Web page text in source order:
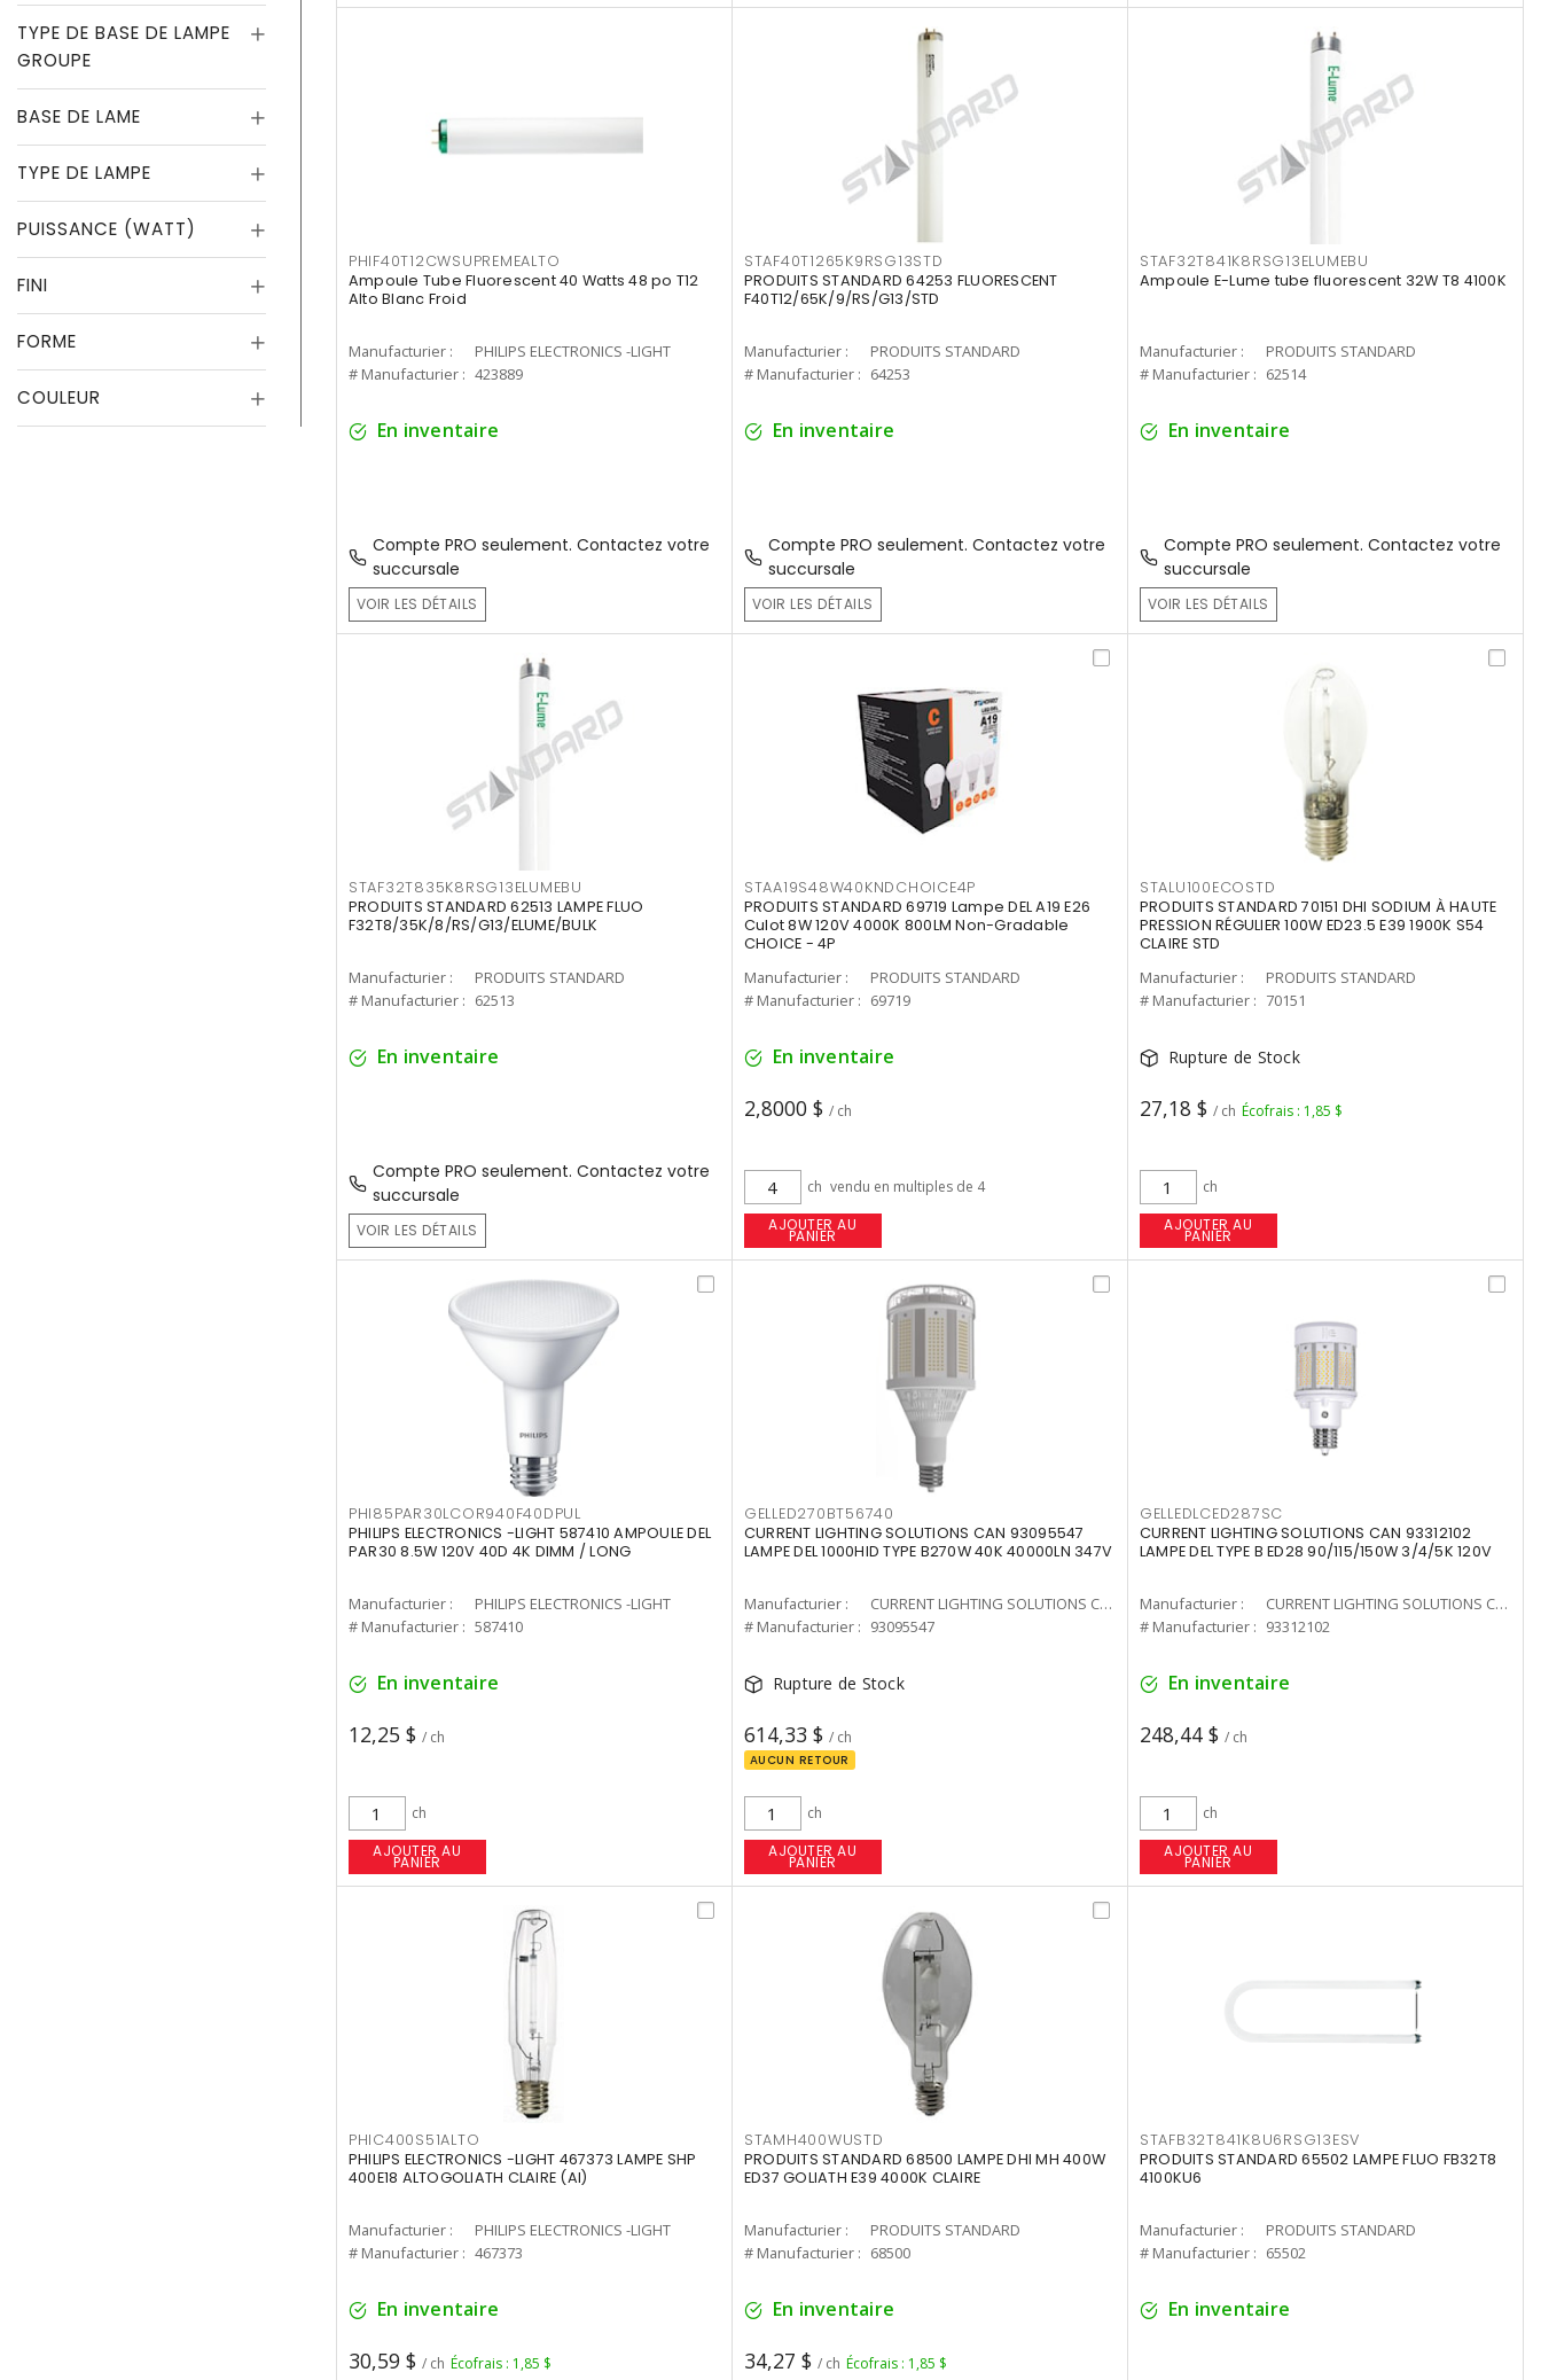
TYPE DE BASE DE LAMPE
GROUPE
BASE DE LAME
TYPE DE LAMPE
PUISSANCE (WATT)
FINI
FORME
COULEUR
PHIF40T12CWSUPREMEALTO
Ampoule Tube Fluorescent 40 Watts 48 po T12
Alto Blanc Froid
Manufacturier :
PHILIPS ELECTRONICS -LIGHT
# Manufacturier : 423889
En inventaire
Compte PRO seulement. Contactez votre
succursale
VOIR LES DÉTAILS
STAF40T1265K9RSG13STD
PRODUITS STANDARD 64253 FLUORESCENT
F40T12/65K/9/RS/G13/STD
Manufacturier :
PRODUITS STANDARD
# Manufacturier : 64253
En inventaire
Compte PRO seulement. Contactez votre
succursale
VOIR LES DÉTAILS
STAF32T841K8RSG13ELUMEBU
Ampoule E-Lume tube fluorescent 32W T8 4100K
Manufacturier :
PRODUITS STANDARD
# Manufacturier : 62514
En inventaire
Compte PRO seulement. Contactez votre
succursale
VOIR LES DÉTAILS
STAF32T835K8RSG13ELUMEBU
PRODUITS STANDARD 62513 LAMPE FLUO
F32T8/35K/8/RS/G13/ELUME/BULK
Manufacturier :
PRODUITS STANDARD
# Manufacturier : 62513
En inventaire
Compte PRO seulement. Contactez votre
succursale
VOIR LES DÉTAILS
STAA19S48W40KNDCHOICE4P
PRODUITS STANDARD 69719 Lampe DEL A19 E26
Culot 8W 120V 4000K 800LM Non-Gradable
CHOICE - 4P
Manufacturier :
PRODUITS STANDARD
# Manufacturier : 69719
En inventaire
2,8000 $ / ch
ch vendu en multiples de 4
AJOUTER AU
PANIER
STALU100ECOSTD
PRODUITS STANDARD 70151 DHI SODIUM À HAUTE
PRESSION RÉGULIER 100W ED23.5 E39 1900K S54
CLAIRE STD
Manufacturier :
PRODUITS STANDARD
# Manufacturier : 70151
Rupture de Stock
27,18 $ / ch Écofrais : 1,85 $
ch
AJOUTER AU
PANIER
PHI85PAR30LCOR940F40DPUL
PHILIPS ELECTRONICS -LIGHT 587410 AMPOULE DEL
PAR30 8.5W 120V 40D 4K DIMM / LONG
Manufacturier :
PHILIPS ELECTRONICS -LIGHT
# Manufacturier : 587410
En inventaire
12,25 $ / ch
ch
AJOUTER AU
PANIER
GELLED270BT56740
CURRENT LIGHTING SOLUTIONS CAN 93095547
LAMPE DEL 1000HID TYPE B270W 40K 40000LN 347V
Manufacturier :
CURRENT LIGHTING SOLUTIONS CAN
# Manufacturier : 93095547
Rupture de Stock
614,33 $ / ch
AUCUN RETOUR
ch
AJOUTER AU
PANIER
GELLEDLCED287SC
CURRENT LIGHTING SOLUTIONS CAN 93312102
LAMPE DEL TYPE B ED28 90/115/150W 3/4/5K 120V
Manufacturier :
CURRENT LIGHTING SOLUTIONS CAN
# Manufacturier : 93312102
En inventaire
248,44 $ / ch
ch
AJOUTER AU
PANIER
PHIC400S51ALTO
PHILIPS ELECTRONICS -LIGHT 467373 LAMPE SHP
400E18 ALTOGOLIATH CLAIRE (AI)
Manufacturier :
PHILIPS ELECTRONICS -LIGHT
# Manufacturier : 467373
En inventaire
30,59 $ / ch Écofrais : 1,85 $
STAMH400WUSTD
PRODUITS STANDARD 68500 LAMPE DHI MH 400W
ED37 GOLIATH E39 4000K CLAIRE
Manufacturier :
PRODUITS STANDARD
# Manufacturier : 68500
En inventaire
34,27 $ / ch Écofrais : 1,85 $
STAFB32T841K8U6RSG13ESV
PRODUITS STANDARD 65502 LAMPE FLUO FB32T8
4100KU6
Manufacturier :
PRODUITS STANDARD
# Manufacturier : 65502
En inventaire